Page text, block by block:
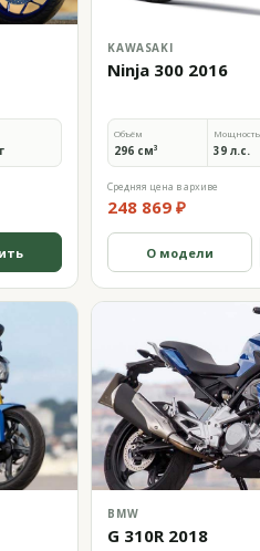
KAWASAKI
Ninja 300 2016
Объём
296 см³
Мощность
39 л.с.
Средняя цена в архиве
248 869 ₽
О модели
BMW
G 310R 2018